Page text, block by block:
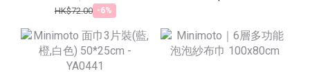
HK$72.00 -6%